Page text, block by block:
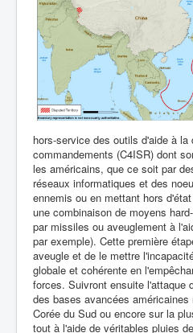
hors-service des outils d'aide à la
commandements (C4ISR) dont
les américains, que ce soit par
réseaux informatiques et des
ennemis ou en mettant hors
une combinaison de moyens
par missiles ou aveuglement à
par exemple). Cette première
aveugle et de le mettre
globale et cohérente en
forces. Suivront ensuite l'attaque
des bases avancées
Corée du Sud ou encore sur la
tout à l'aide de véritables pluies